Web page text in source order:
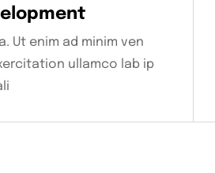
Ut enim ad minim ven
ullamco lab ip